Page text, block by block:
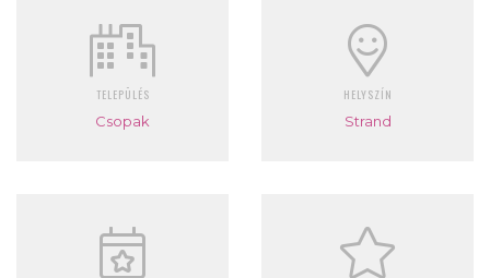
TELEPÜLÉS
Csopak
HELYSZÍN
Strand